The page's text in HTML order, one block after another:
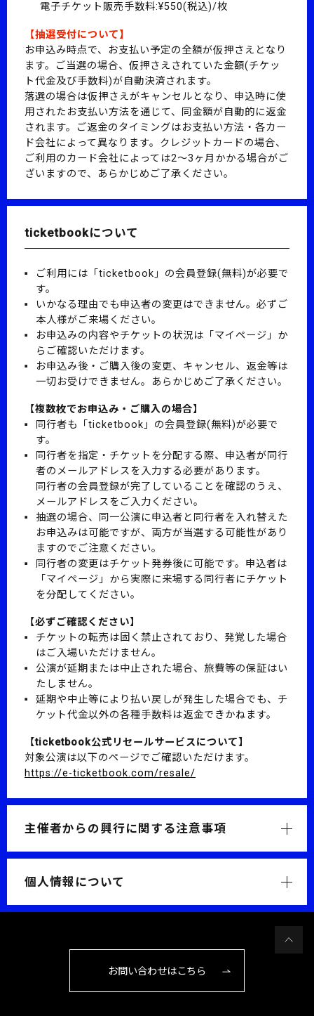
電子チケット販売手数料:¥550(税込)/枚
【抽選受付について】
お申込み時点で、お支払い予定の全額が仮押さえとなり
ます。
ご当選の場合、仮押さえされていた金額(チケッ
ト代金及び手数料)が自動決済されます。
落選の場合は仮押さえがキャンセルとなり、申込時に使
用されたお支払い方法を通じて、同金額が自動的に返金
されます。
ご返金のタイミングはお支払い方法・各カー
ド会社によって異なります。 クレジットカードの場合、
ご利用のカード会社によっては2～3ヶ月かかる場合がご
ざいますので、あらかじめご了承ください。
ticketbookについて
ご利用には「ticketbook」の会員登録(無料)が必要で
す。
いかなる理由でも申込者の変更はできません。必ずご
本人様がご来場ください。
お申込みの内容やチケットの状況は「マイページ」か
らご確認いただけます。
お申込み後・ご購入後の変更、キャンセル、返金等は
一切お受けできません。あらかじめご了承ください。
【複数枚でお申込み・ご購入の場合】
同行者も「ticketbook」の会員登録(無料)が必要で
す。
同行者を指定・チケットを分配する際、申込者が同行
者のメールアドレスを入力する必要があります。
同行者の会員登録が完了していることを確認のうえ、
メールアドレスをご入力ください。
抽選の場合、同一公演に申込者と同行者を入れ替えた
お申込みは可能ですが、両方が当選する可能性があり
ますのでご注意ください。
同行者の変更はチケット発券後に可能です。申込者は
「マイページ」から実際に来場する同行者にチケット
を分配してください。
【必ずご確認ください】
チケットの転売は固く禁止されており、発覚した場合
はご入場いただけません。
公演が延期または中止された場合、旅費等の保証はい
たしません。
延期や中止等により払い戻しが発生した場合でも、チ
ケット代金以外の各種手数料は返金できかねます。
【ticketbook公式リセールサービスについて】
対象公演は以下のページでご確認いただけます。
https://e-ticketbook.com/resale/
主催者からの興行に関する注意事項
個人情報について
お問い合わせはこちら